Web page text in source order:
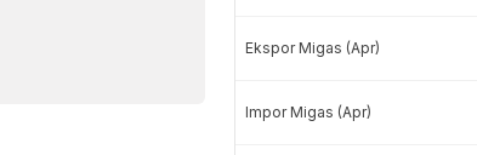
Ekspor Migas (Apr)
Impor Migas (Apr)